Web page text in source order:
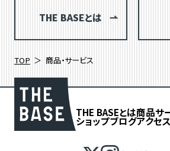
THE BASEとは
TOP 商品・サービス
THE BASEとは商品サ
ショップブログアクセス